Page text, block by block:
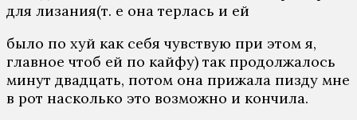
для лизания(т. е она терлась и ей
было по хуй как себя чувствую при этом я,
главное чтоб ей по кайфу) так продолжалось
минут двадцать, потом она прижала пизду мне
в рот насколько это возможно и кончила.